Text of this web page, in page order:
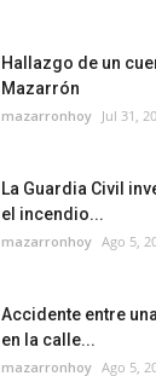
Hallazgo de un
Mazarrón
mazarronhoy Jul 31,
La Guardia Civil
el incendio...
mazarronhoy Ago 5,
Accidente entre
en la calle...
mazarronhoy Ago 5,